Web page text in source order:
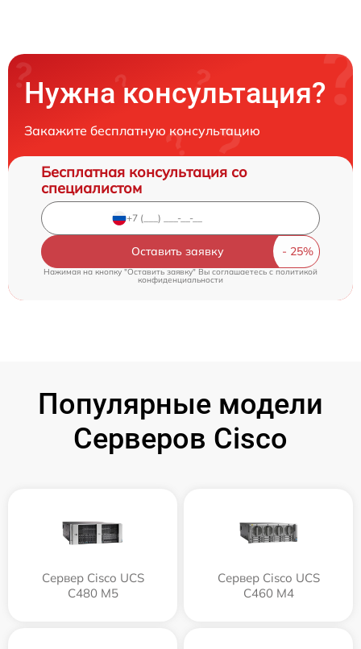
Нужна консультация?
Закажите бесплатную консультацию
Бесплатная консультация со
специалистом
Оставить заявку
Нажимая на кнопку "Оставить заявку" Вы соглашаетесь cполитикой
конфиденциальности
Популярные модели
Серверов Cisco
Сервер Cisco UCS
C480 M5
Сервер Cisco UCS
C460 M4